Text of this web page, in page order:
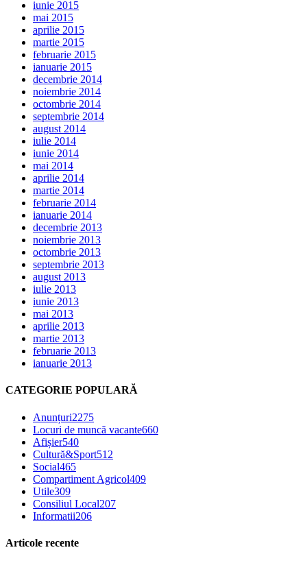
iunie 2015
mai 2015
aprilie 2015
martie 2015
februarie 2015
ianuarie 2015
decembrie 2014
noiembrie 2014
octombrie 2014
septembrie 2014
august 2014
iulie 2014
iunie 2014
mai 2014
aprilie 2014
martie 2014
februarie 2014
ianuarie 2014
decembrie 2013
noiembrie 2013
octombrie 2013
septembrie 2013
august 2013
iulie 2013
iunie 2013
mai 2013
aprilie 2013
martie 2013
februarie 2013
ianuarie 2013
CATEGORIE POPULARĂ
Anunțuri2275
Locuri de muncă vacante660
Afișier540
Cultură&Sport512
Social465
Compartiment Agricol409
Utile309
Consiliul Local207
Informatii206
Articole recente